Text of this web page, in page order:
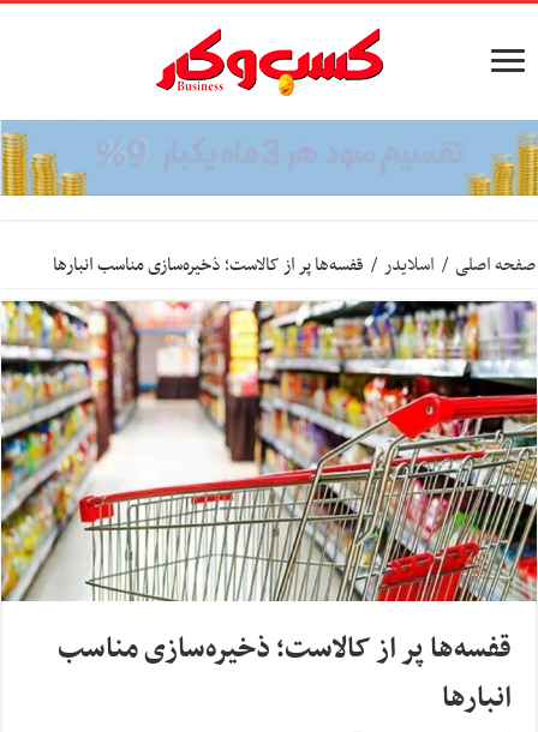
صفحه اصلی / اسلایدر / قفسه‌ها پر از کالاست؛ ذخیره‌سازی مناسب انبارها
قفسه‌ها پر از کالاست؛ ذخیره‌سازی مناسب
انبارها